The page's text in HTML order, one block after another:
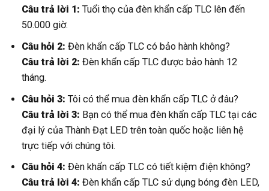
Câu trả lời 1: Tuổi thọ của đèn khẩn cấp TLC lên đến
50.000 giờ.
Câu hỏi 2: Đèn khẩn cấp TLC có bảo hành không?
Câu trả lời 2: Đèn khẩn cấp TLC được bảo hành 12
tháng.
Câu hỏi 3: Tôi có thể mua đèn khẩn cấp TLC ở đâu?
Câu trả lời 3: Bạn có thể mua đèn khẩn cấp TLC tại các
đại lý của Thành Đạt LED trên toàn quốc hoặc liên hệ
trực tiếp với chúng tôi.
Câu hỏi 4: Đèn khẩn cấp TLC có tiết kiệm điện không?
Câu trả lời 4: Đèn khẩn cấp TLC sử dụng bóng đèn LED,